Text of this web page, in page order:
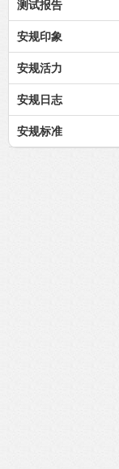
测试报告
安规印象
安规活力
安规日志
安规标准